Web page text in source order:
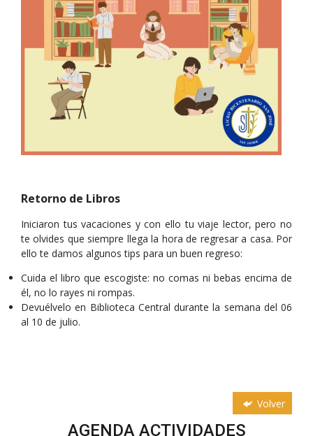
Retorno de Libros
Iniciaron tus vacaciones y con ello tu viaje lector, pero no
te olvides que siempre llega la hora de regresar a casa. Por
ello te damos algunos tips para un buen regreso:
Cuida el libro que escogiste: no comas ni bebas encima de
él, no lo rayes ni rompas.
Devuélvelo en Biblioteca Central durante la semana del 06
al 10 de julio.
Volver
AGENDA ACTIVIDADES